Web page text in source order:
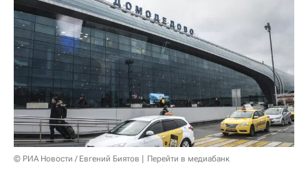
© РИА Новости / Евгений Биятов Перейти в медиабанк